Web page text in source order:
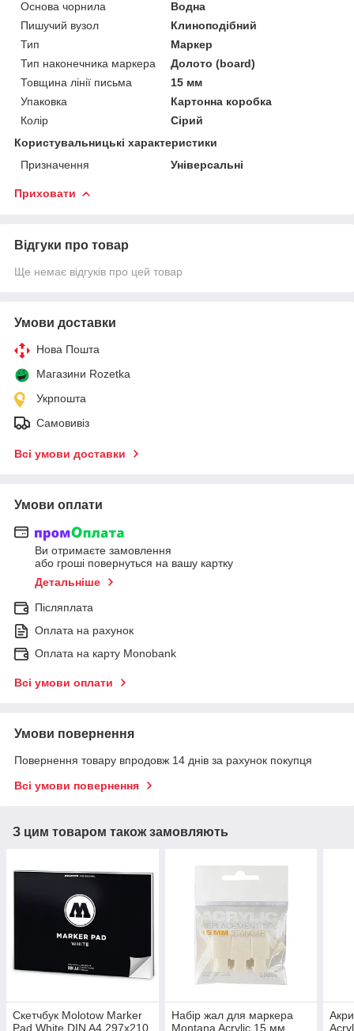
Основа чорнила
Водна
Пишучий вузол
Клиноподібний
Тип
Маркер
Тип наконечника маркера
Долото (board)
Товщина лінії письма
15 мм
Упаковка
Картонна коробка
Колір
Сірий
Користувальницькі характеристики
Призначення
Універсальні
Приховати
Відгуки про товар
Ще немає відгуків про цей товар
Умови доставки
Нова Пошта
Магазини Rozetka
Укрпошта
Самовивіз
Всі умови доставки
Умови оплати
Ви отримаєте замовлення
або гроші повернуться на вашу картку
Детальніше
Післяплата
Оплата на рахунок
Оплата на карту Monobank
Всі умови оплати
Умови повернення
Повернення товару впродовж 14 днів за рахунок покупця
Всі умови повернення
З цим товаром також замовляють
Скетчбук Molotow Marker
Pad White DIN A4 297x210
Набір жал для маркера
Montana Acrylic 15 мм